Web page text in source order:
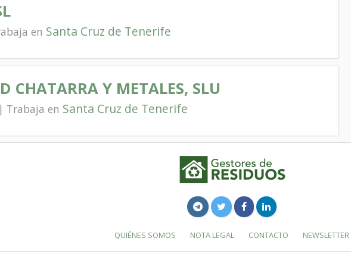
en Santa Cruz de Tenerife
CHATARRA Y METALES, SLU
Trabaja en Santa Cruz de Tenerife
QUIÉNES SOMOS NOTA LEGAL CONTACTO NEWSLETTER